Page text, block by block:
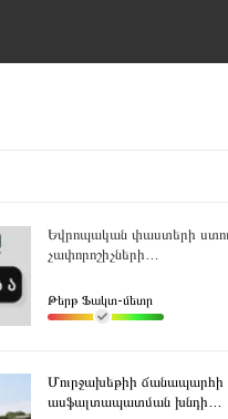
Եվրոպական փաստերի
չափորոշիչների...
Թերթ Ֆակտ-մետր
Մուրջախեթիի ճանապարհի
ասֆալտապատման խնդի...